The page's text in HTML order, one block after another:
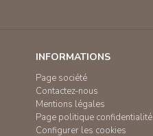
INFORMATIONS
Page société
Contactez-nous
Mentions légales
Page politique confidentialité
Configurer les cookies